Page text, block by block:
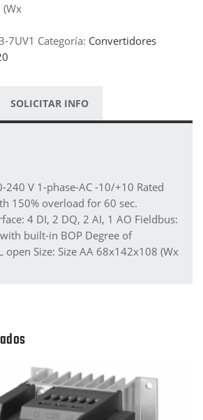
7UV1 Categoría: Convertidores
SOLICITAR INFO
240 V 1-phase-AC -10/+10 Rated
150% overload for 60 sec.
4 DI, 2 DQ, 2 AI, 1 AO Fieldbus:
built-in BOP Degree of
Size: Size AA 68x142x108 (Wx